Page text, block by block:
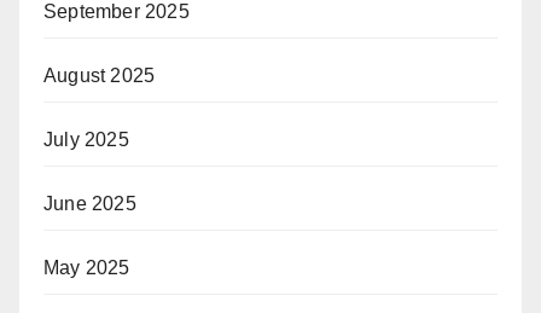
September 2025
August 2025
July 2025
June 2025
May 2025